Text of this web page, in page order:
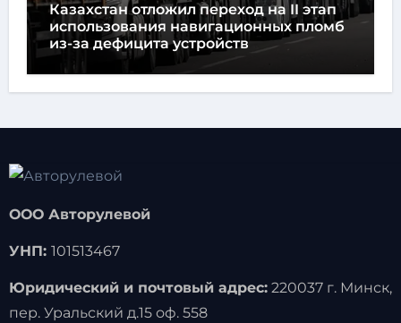
Казахстан отложил переход на II этап
использования навигационных пломб
из-за дефицита устройств
ООО Авторулевой
УНП: 101513467
Юридический и почтовый адрес:220037 г. Минск,
пер. Уральский д.15 оф. 558